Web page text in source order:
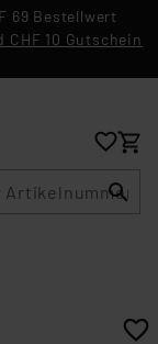
69 Bestellwert
10 Gutschein